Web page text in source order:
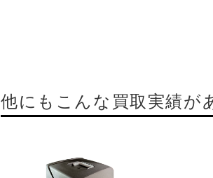
他にもこんな買取実績が